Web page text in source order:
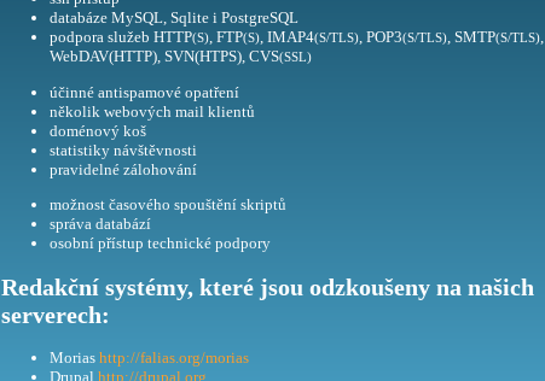
databáze MySQL, Sqlite i PostgreSQL
podpora služeb HTTP(S), FTP(S), IMAP4(S/TLS), POP3(S/TLS), SMTP(S/TLS),
WebDAV(HTTP), SVN(HTPS), CVS(SSL)
účinné antispamové opatření
několik webových mail klientů
doménový koš
statistiky návštěvnosti
pravidelné zálohování
možnost časového spouštění skriptů
správa databází
osobní přístup technické podpory
Redakční systémy, které jsou odzkoušeny na našich
serverech:
Morias http://falias.org/morias
Drupal http://drupal.org